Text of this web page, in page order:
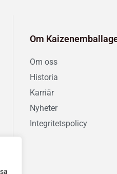
Om
Om oss
Historia
Karriär
Nyheter
Integritetspolicy